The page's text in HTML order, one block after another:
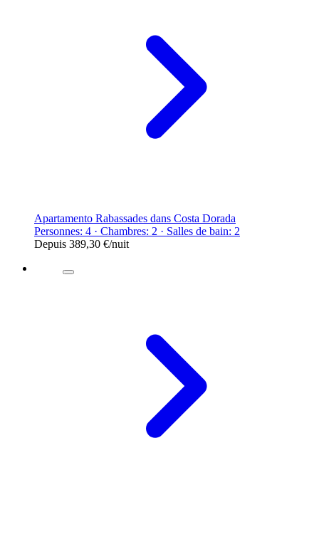
Apartamento Rabassades dans Costa Dorada
Personnes: 4 · Chambres: 2 · Salles de bain: 2
Depuis 389,30 €/nuit